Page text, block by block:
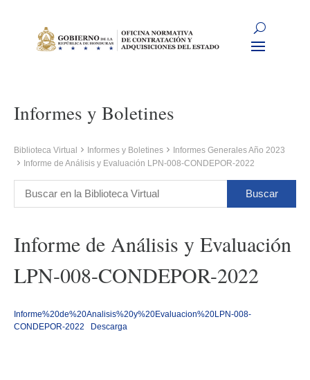
Informes y Boletines
Biblioteca Virtual Informes y Boletines
Informes Generales Año 2023
Informe de Análisis y Evaluación LPN-008-CONDEPOR-2022
Informe de Análisis y Evaluación
LPN-008-CONDEPOR-2022
Informe%20de%20Analisis%20y%20Evaluacion%20LPN-008-
CONDEPOR-2022
Descarga